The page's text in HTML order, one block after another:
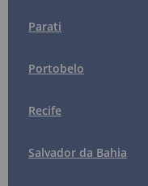
Parati
Portobelo
Recife
Salvador da Bahia